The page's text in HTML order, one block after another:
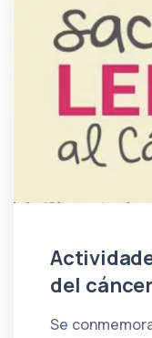
del
Se